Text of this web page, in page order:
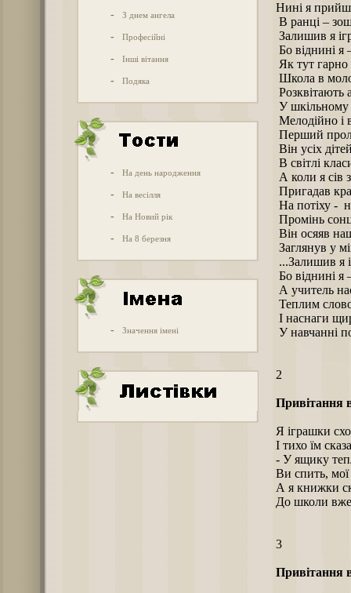
- З днем ангела
- Професійні
- Інші вітання
- Подяка
- На день народження
- На весілля
- На Новий рік
- На 8 березня
- Значення імені
Нині я
В ранці –
Залишив я
Бо віднині я
Як тут гарно
Школа в
У шкільному
Мелодійно і
Перший
Він усіх
В світлі
А коли я сів
Пригадав
На потіху -
Промінь
Він осяяв
Заглянув у
...Залишив я
Бо віднині я
А учитель
Теплим
І наснаги
У навчанні
2
Привітання
Я іграшки
І тихо їм
- У ящику
Ви спить, мої
А я книжки
До школи вже
3
Привітання